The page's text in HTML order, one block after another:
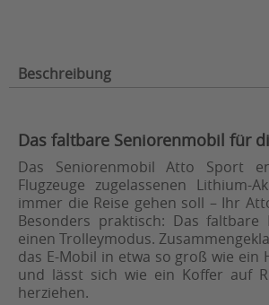
Beschreibung
Das faltbare Seniorenmobil für
Das Seniorenmobil Atto Sport
Flugzeuge zugelassenen Lithium-
immer die Reise gehen soll – Ihr
Besonders praktisch: Das faltbare
einen Trolleymodus.
das E-Mobil in etwa so groß wie ein
und lässt sich wie ein Koffer auf
herziehen.